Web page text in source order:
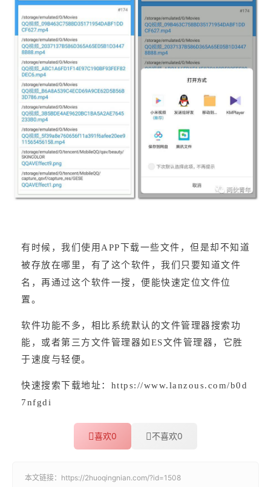
有时候，我们使用APP下载一些文件，但是却不知道
被存放在哪里，有了这个软件，我们只要知道文件
名，再通过这个软件一搜，便能快速定位文件位
置。
软件功能不多，相比系统默认的文件管理器搜索功
能，或者第三方文件管理器如ES文件管理器，它胜
于速度与轻便。
快速搜索下载地址：https://www.lanzous.com/b0d
7nfgdi
喜欢0 不喜欢0
本文链接： https://2huoqingnian.com/?id=1508